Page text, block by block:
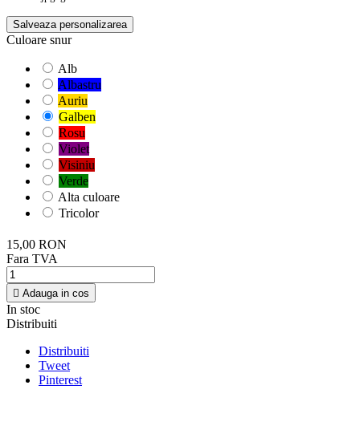
Salveaza personalizarea
Culoare snur
Alb
Albastru
Auriu
Galben
Rosu
Violet
Visiniu
Verde
Alta culoare
Tricolor
15,00 RON
Fara TVA
 Adauga in cos
In stoc
Distribuiti
Distribuiti
Tweet
Pinterest